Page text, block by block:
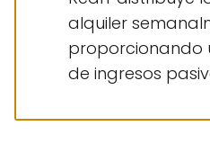
alquiler
proporcionando
de ingresos